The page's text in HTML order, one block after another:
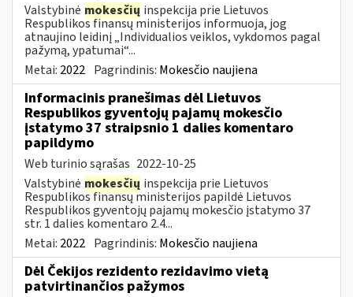
Valstybinė mokesčių inspekcija prie Lietuvos
Respublikos finansų ministerijos informuoja, jog
atnaujino leidinį „Individualios veiklos, vykdomos pagal
pažymą, ypatumai“...
Metai: 2022 Pagrindinis: Mokesčio naujiena
Informacinis pranešimas dėl Lietuvos
Respublikos gyventojų pajamų mokesčio
įstatymo 37 straipsnio 1 dalies komentaro
papildymo
Web turinio sąrašas 2022-10-25
Valstybinė mokesčių inspekcija prie Lietuvos
Respublikos finansų ministerijos papildė Lietuvos
Respublikos gyventojų pajamų mokesčio įstatymo 37
str. 1 dalies komentaro 2.4...
Metai: 2022 Pagrindinis: Mokesčio naujiena
Dėl Čekijos rezidento rezidavimo vietą
patvirtinančios pažymos